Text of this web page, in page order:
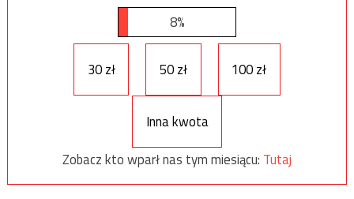
8%
30 zł 50 zł 100 zł
Inna kwota
Zobacz kto wparł nas tym miesiącu: Tutaj